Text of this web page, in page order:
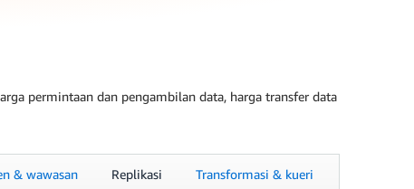
permintaan dan pengambilan data, harga transfer data
& wawasan Replikasi Transformasi & kueri